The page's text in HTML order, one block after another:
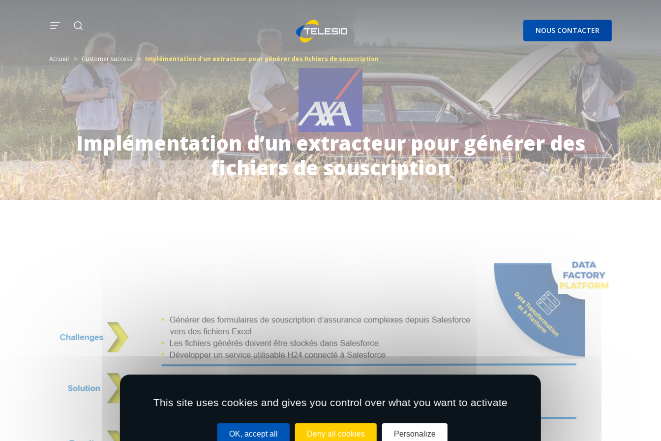
NOUS CONTACTER
Accueil > Customer success > Implémentation d’un extracteur pour générer des fichiers de souscription
Implémentation d’un extracteur pour générer des
fichiers de souscription
This site uses cookies and gives you control over what you want to activate
OK, accept all Deny all cookies Personalize